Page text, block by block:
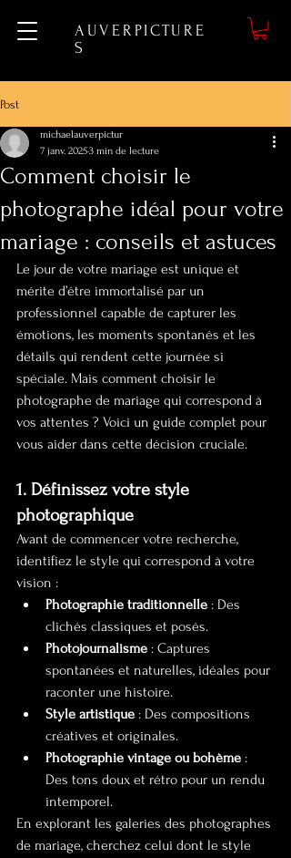
AUVERPICTURE
S
Post
Comment choisir le
photographe idéal pour votre
mariage : conseils et astuces
michaelauverpictur
7 janv. 20253 min de lecture
Le jour de votre mariage est unique et
mérite d’être immortalisé par un
professionnel capable de capturer les
émotions, les moments spontanés et les
détails qui rendent cette journée si
spéciale. Mais comment choisir le
photographe de mariage qui correspond à
vos attentes ? Voici un guide complet pour
vous aider dans cette décision cruciale.
1. Définissez votre style
photographique
Avant de commencer votre recherche,
identifiez le style qui correspond à votre
vision :
Photographie traditionnelle : Des
clichés classiques et posés.
Photojournalisme : Captures
spontanées et naturelles, idéales pour
raconter une histoire.
Style artistique : Des compositions
créatives et originales.
Photographie vintage ou bohème :
Des tons doux et rétro pour un rendu
intemporel.
En explorant les galeries des photographes
de mariage, cherchez celui dont le style